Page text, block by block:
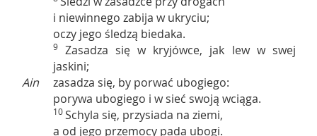
i niewinnego zabija w ukryciu;
oczy jego śledzą biedaka.
9 Zasadza się w kryjówce, jak lew w swej
jaskini;
Ain
zasadza się, by porwać ubogiego:
porywa ubogiego i w sieć swoją wciąga.
10 Schyla się, przysiada na ziemi,
a od jego przemocy pada ubogi.